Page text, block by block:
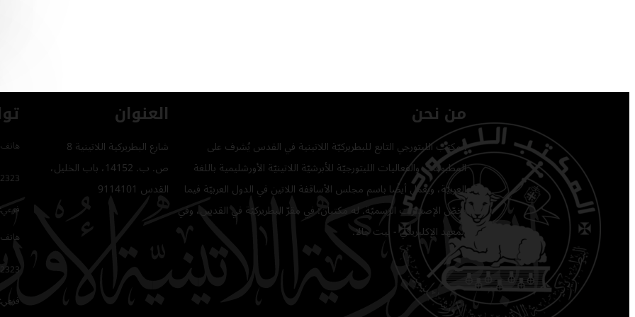
من نحن
المكتب الليتورجي التابع للبطريركيّة اللاتينية في القدس يُشرف على
المطبوعات والفعاليات الليتورجيّة للأبرشيّة اللاتينيّة الأورشليمية باللغة
العربيّة، ويعمل أيضًا باسم مجلس الأساقفة اللاتين في الدول العربيّة فيما
يخصّ الإصدارات الرسميّة. له مكتبان: في مقرّ البطريركيّة في القدس، وفي
المعهد الإكليريكي - بيت جالا.
العنوان
شارع البطريركية اللاتينية 8
ص. ب. 14152، باب الخليل،
القدس 9114101
فرعي: 464
فرعي: 216